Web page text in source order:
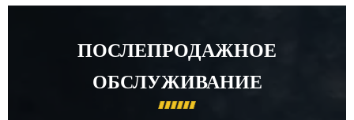
ПОСЛЕПРОДАЖНОЕ
ОБСЛУЖИВАНИЕ